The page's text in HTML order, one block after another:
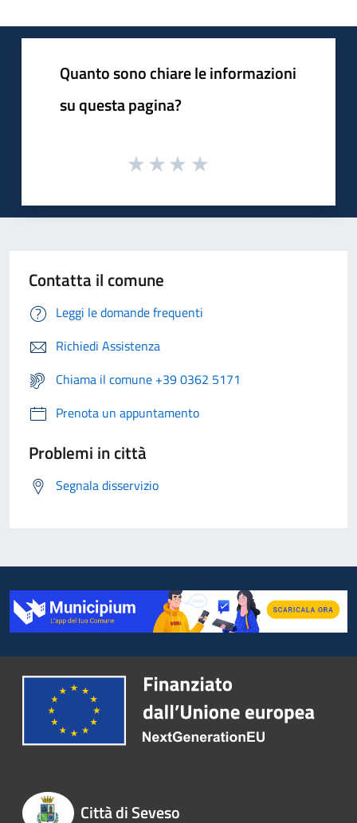
Quanto sono chiare le informazioni
su questa pagina?
Contatta il comune
Leggi le domande frequenti
Richiedi Assistenza
Chiama il comune +39 0362 5171
Prenota un appuntamento
Problemi in città
Segnala disservizio
Città di Seveso